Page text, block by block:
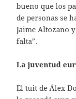
bueno que los
de personas se
Jaime Altozano
falta”.
La juventud
El tuit de Álex